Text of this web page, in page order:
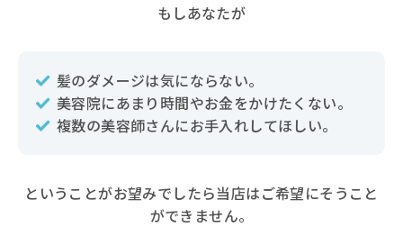
もしあなたが
髪のダメージは気にならない。
美容院にあまり時間やお金をかけたくない。
複数の美容師さんにお手入れしてほしい。
ということがお望みでしたら当店はご希望にそうこと
ができません。